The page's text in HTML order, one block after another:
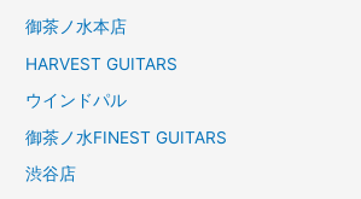
御茶ノ水本店
HARVEST GUITARS
ウインドパル
御茶ノ水FINEST GUITARS
渋谷店